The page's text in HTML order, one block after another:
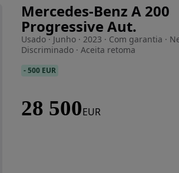
Mercedes-Benz A 200
Progressive Aut.
Usado · Junho · 2023 · Com garantia ·
Discriminado · Aceita retoma
-500 EUR
28 500EUR